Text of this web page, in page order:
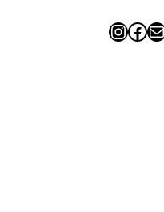
InstagramFacebook Email